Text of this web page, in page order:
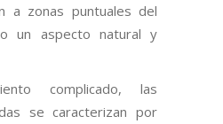
a zonas puntuales del
un aspecto natural y
complicado, las
se caracterizan por